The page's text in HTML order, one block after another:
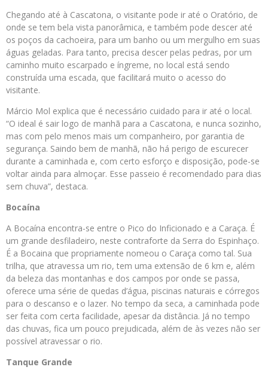
Chegando até à Cascatona, o visitante pode ir até o Oratório, de
onde se tem bela vista panorâmica, e também pode descer até
os poços da cachoeira, para um banho ou um mergulho em suas
águas geladas. Para tanto, precisa descer pelas pedras, por um
caminho muito escarpado e íngreme, no local está sendo
construída uma escada, que facilitará muito o acesso do
visitante.
Márcio Mol explica que é necessário cuidado para ir até o local.
“O ideal é sair logo de manhã para a Cascatona, e nunca sozinho,
mas com pelo menos mais um companheiro, por garantia de
segurança. Saindo bem de manhã, não há perigo de escurecer
durante a caminhada e, com certo esforço e disposição, pode-se
voltar ainda para almoçar. Esse passeio é recomendado para dias
sem chuva”, destaca.
Bocaína
A Bocaína encontra-se entre o Pico do Inficionado e a Caraça. É
um grande desfiladeiro, neste contraforte da Serra do Espinhaço.
É a Bocaina que propriamente nomeou o Caraça como tal. Sua
trilha, que atravessa um rio, tem uma extensão de 6 km e, além
da beleza das montanhas e dos campos por onde se passa,
oferece uma série de quedas d’água, piscinas naturais e córregos
para o descanso e o lazer. No tempo da seca, a caminhada pode
ser feita com certa facilidade, apesar da distância. Já no tempo
das chuvas, fica um pouco prejudicada, além de às vezes não ser
possível atravessar o rio.
Tanque Grande